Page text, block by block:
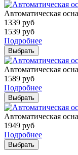
Автоматическая
1339 руб
1539 руб
Подробнее
Выбрать
Автоматическая
1589 руб
Подробнее
Выбрать
Автоматическая
1949 руб
Подробнее
Выбрать